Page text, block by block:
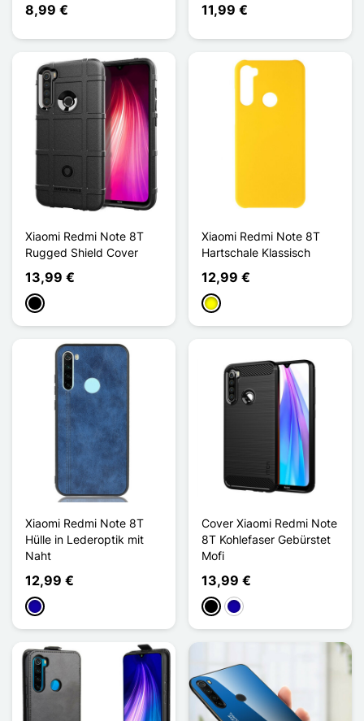
8,99 € 11,99 €
Xiaomi Redmi Note 8T
Rugged Shield Cover
13,99 €
Schwarz
Xiaomi Redmi Note 8T
Hartschale Klassisch
12,99 €
Gelb
Xiaomi Redmi Note 8T
Hülle in Lederoptik mit
Naht
12,99 €
Dunkelblau
Cover Xiaomi Redmi Note
8T Kohlefaser Gebürstet
Mofi
13,99 €
SchwarzDunkelblau